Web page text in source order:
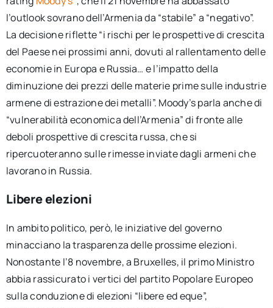
l’outlook sovrano dell’Armenia da “stabile” a “negativo”.
La decisione riflette “i rischi per le prospettive di crescita
del Paese nei prossimi anni, dovuti al rallentamento delle
economie in Europa e Russia… e l’impatto della
diminuzione dei prezzi delle materie prime sulle industrie
armene di estrazione dei metalli”. Moody’s parla anche di
“vulnerabilità economica dell’Armenia” di fronte alle
deboli prospettive di crescita russa, che si
ripercuoteranno sulle rimesse inviate dagli armeni che
lavorano in Russia.
Libere elezioni
In ambito politico, però, le iniziative del governo
minacciano la trasparenza delle prossime elezioni.
Nonostante l’8 novembre, a Bruxelles, il primo Ministro
abbia rassicurato i vertici del partito Popolare Europeo
sulla conduzione di elezioni “libere ed eque”,